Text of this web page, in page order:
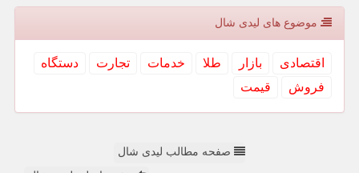
موضوع های لیدی شال
اقتصادی بازار طلا خدمات تجارت
دستگاه
فروش
قیمت
صفحه مطالب لیدی شال